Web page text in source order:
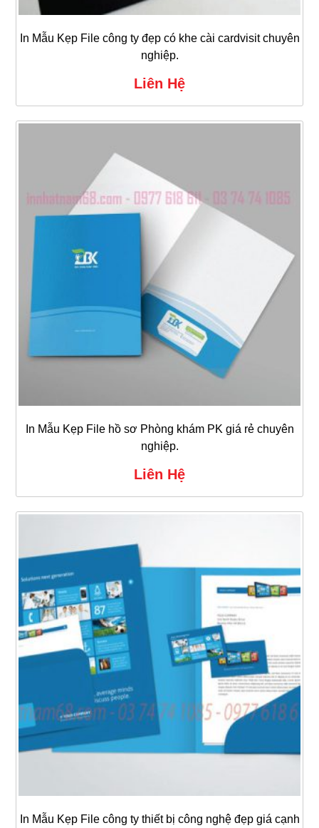
In Mẫu Kẹp File công ty đẹp có khe cài cardvisit chuyên
nghiệp.
Liên Hệ
In Mẫu Kẹp File hồ sơ Phòng khám PK giá rẻ chuyên
nghiệp.
Liên Hệ
In Mẫu Kẹp File công ty thiết bị công nghệ đẹp giá cạnh